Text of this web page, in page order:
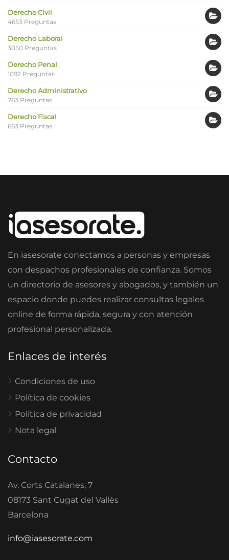
Derecho Civil
4653 Preguntas
Derecho Laboral
3050 Preguntas
Derecho Penal
1092 Preguntas
Derecho Administrativo
763 Preguntas
Derecho Fiscal
663 Preguntas
En iasesorate conectamos a personas y empresas
con despachos profesionales de confianza. Somos
un directorio de asesores y abogados, y también un
espacio donde puedes realizar consultas legales
online de forma rápida, segura y con atención
profesional personalizada.
Enlaces de interés
Condiciones de uso
Política de cookies
Política de privacidad
Nota legal
Contacto
Av. Corts Catalanes, 7
08173 Sant Cugat del Vallès
Barcelona
info@iasesorate.com